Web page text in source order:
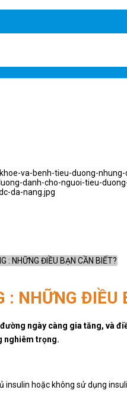
va-benh-tieu-duong-
danh-cho-nguoi-tieu-
da-nang.jpg
: NHỮNG ĐIỀU
ngày càng gia tăng, và
nghiêm trọng.
hoặc không sử dụng